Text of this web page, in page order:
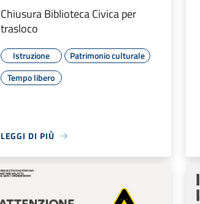
Chiusura Biblioteca Civica per
trasloco
Istruzione
Patrimonio culturale
Tempo libero
LEGGI DI PIÙ